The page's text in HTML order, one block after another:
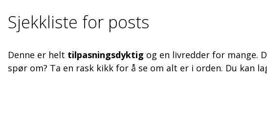
Sjekkliste for posts
Denne er helt tilpasningsdyktig og en livredder for mange.
spør om? Ta en rask kikk for å se om alt er i orden. Du